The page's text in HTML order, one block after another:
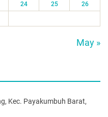
24 25 26
May »
Kec. Payakumbuh Barat,